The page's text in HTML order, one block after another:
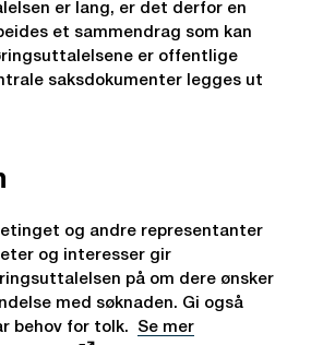
er lang, er det derfor en
et sammendrag som kan
er offentlige
saksdokumenter legges ut
og andre representanter
og interesser gir
på om dere ønsker
med søknaden. Gi også
behov for tolk. Se mer